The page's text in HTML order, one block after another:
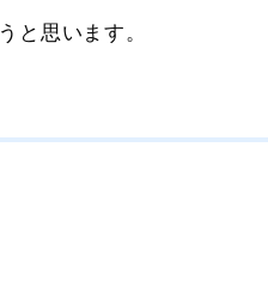
と思います。